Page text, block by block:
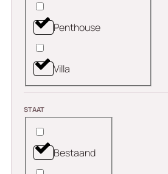
Penthouse
Villa
STAAT
Bestaand